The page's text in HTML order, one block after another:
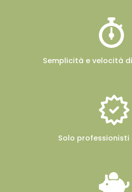
Semplicità e velocità
Solo professionisti